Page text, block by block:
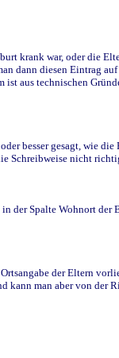
krank war, oder die
dann diesen Eintrag
aus technischen
besser gesagt, wie die
Schreibweise nicht
Spalte Wohnort der
der Eltern
man aber von der